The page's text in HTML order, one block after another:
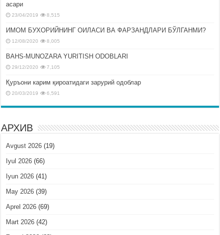
асари
23/04/2019 8,515
ИМОМ БУХОРИЙНИНГ ОИЛАСИ ВА ФАРЗАНДЛАРИ БЎЛГАНМИ?
12/08/2020 8,005
BAHS-MUNOZARA YURITISH ODOBLARI
29/12/2020 7,105
Қуръони карим қироатидаги зарурий одоблар
20/03/2019 6,591
АРХИВ
Avgust 2026 (19)
Iyul 2026 (66)
Iyun 2026 (41)
May 2026 (39)
Aprel 2026 (69)
Mart 2026 (42)